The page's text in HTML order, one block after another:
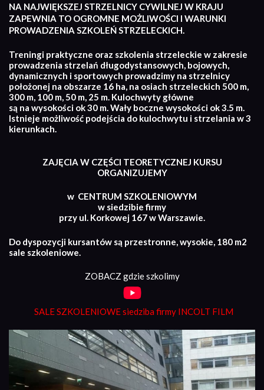
NA NAJWIĘKSZEJ STRZELNICY CYWILNEJ W KRAJU
ZAPEWNIA TO OGROMNE MOŻLIWOŚCI I WARUNKI
PROWADZENIA SZKOLEŃ STRZELECKICH.
Treningi praktyczne oraz szkolenia strzeleckie w zakresie
prowadzenia strzelań długodystansowych, bojowych,
dynamicznych i sportowych prowadzimy na strzelnicy
położonej na obszarze 16 ha, na osiach strzeleckich 500 m,
300 m, 100 m, 50 m, 25 m. Kulochwyty główne
są na wysokości ok 30 m. Wały boczne wysokości ok 3.5 m.
Istnieje możliwość podejścia do kulochwytu i strzelania w 3
kierunkach.
ZAJĘCIA W CZĘŚCI TEORETYCZNEJ KURSU
ORGANIZUJEMY
w CENTRUM SZKOLENIOWYM
w siedzibie firmy
przy ul. Korkowej 167 w Warszawie.
Do dyspozycji kursantów są przestronne, wysokie, 180 m2
sale szkoleniowe.
ZOBACZ gdzie szkolimy
SALE SZKOLENIOWE siedziba firmy INCOLT FILM